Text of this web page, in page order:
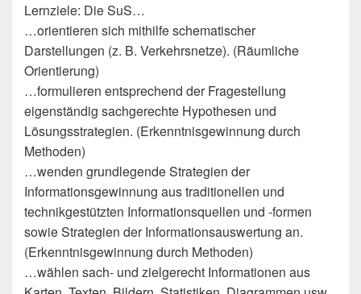
Lernziele: Die SuS…
…orientieren sich mithilfe schematischer
Darstellungen (z. B. Verkehrsnetze). (Räumliche
Orientierung)
…formulieren entsprechend der Fragestellung
eigenständig sachgerechte Hypothesen und
Lösungsstrategien. (Erkenntnisgewinnung durch
Methoden)
…wenden grundlegende Strategien der
Informationsgewinnung aus traditionellen und
technikgestützten Informationsquellen und -formen
sowie Strategien der Informationsauswertung an.
(Erkenntnisgewinnung durch Methoden)
…wählen sach- und zielgerecht Informationen aus